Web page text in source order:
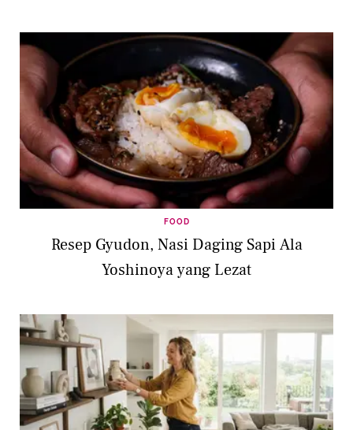
FOOD
Resep Gyudon, Nasi Daging Sapi Ala
Yoshinoya yang Lezat